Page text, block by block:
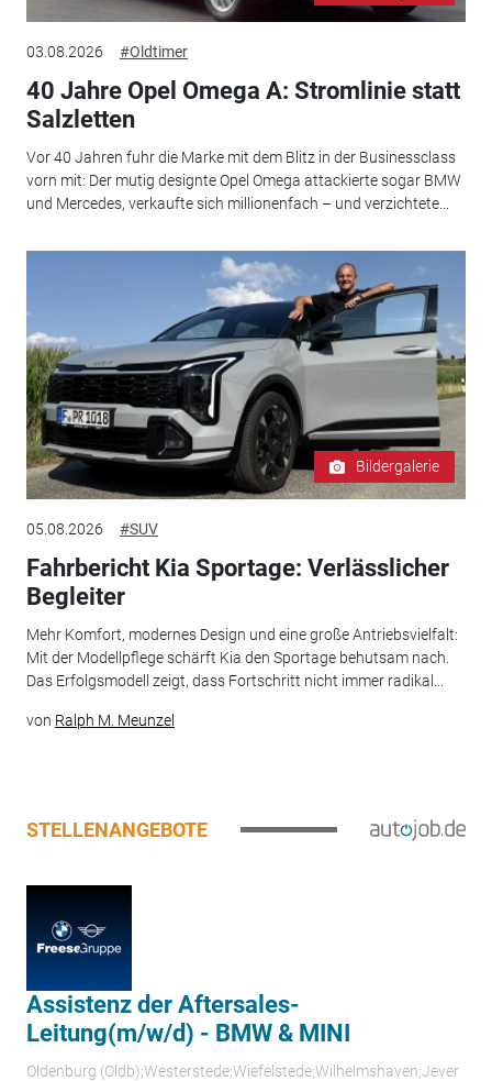
03.08.2026 #Oldtimer
40 Jahre Opel Omega A: Stromlinie statt
Salzletten
Vor 40 Jahren fuhr die Marke mit dem Blitz in der Businessclass
vorn mit: Der mutig designte Opel Omega attackierte sogar BMW
und Mercedes, verkaufte sich millionenfach – und verzichtete...
Bildergalerie
05.08.2026 #SUV
Fahrbericht Kia Sportage: Verlässlicher
Begleiter
Mehr Komfort, modernes Design und eine große Antriebsvielfalt:
Mit der Modellpflege schärft Kia den Sportage behutsam nach.
Das Erfolgsmodell zeigt, dass Fortschritt nicht immer radikal...
von Ralph M. Meunzel
STELLENANGEBOTE
Assistenz der Aftersales-
Leitung(m/w/d) - BMW & MINI
Oldenburg (Oldb);Westerstede;Wiefelstede;Wilhelmshaven;Jever